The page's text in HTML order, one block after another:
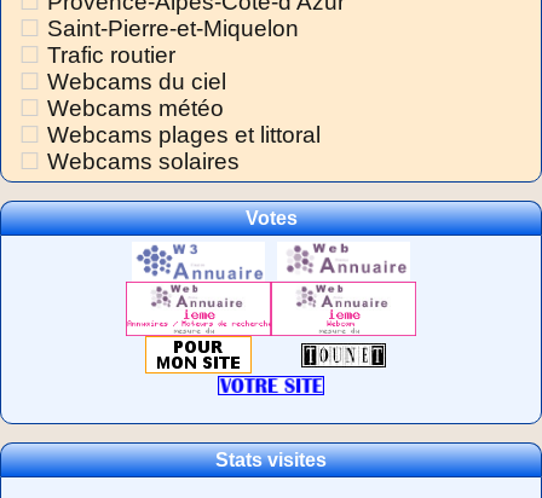
Saint-Pierre-et-Miquelon
Trafic routier
Webcams du ciel
Webcams météo
Webcams plages et littoral
Webcams solaires
Votes
Stats visites